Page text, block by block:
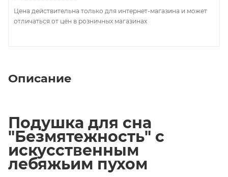
Цена действительна только для интернет-магазина и может
отличаться от цен в розничных магазинах
Описание
Подушка для сна
"Безмятежность" с
искусственным
лебяжьим пухом